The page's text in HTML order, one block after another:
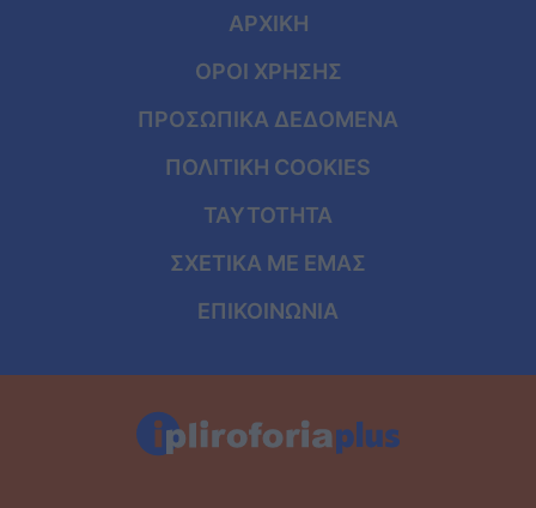
ΑΡΧΙΚΗ
ΟΡΟΙ ΧΡΗΣΗΣ
ΠΡΟΣΩΠΙΚΑ ΔΕΔΟΜΕΝΑ
ΠΟΛΙΤΙΚΗ COOKIES
ΤΑΥΤΟΤΗΤΑ
ΣΧΕΤΙΚΑ ΜΕ ΕΜΑΣ
ΕΠΙΚΟΙΝΩΝΙΑ